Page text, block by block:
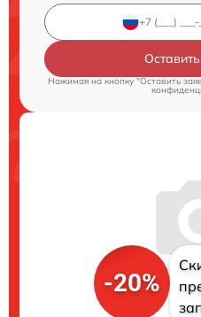
Нажимая на кнопку "Оставить
-20%